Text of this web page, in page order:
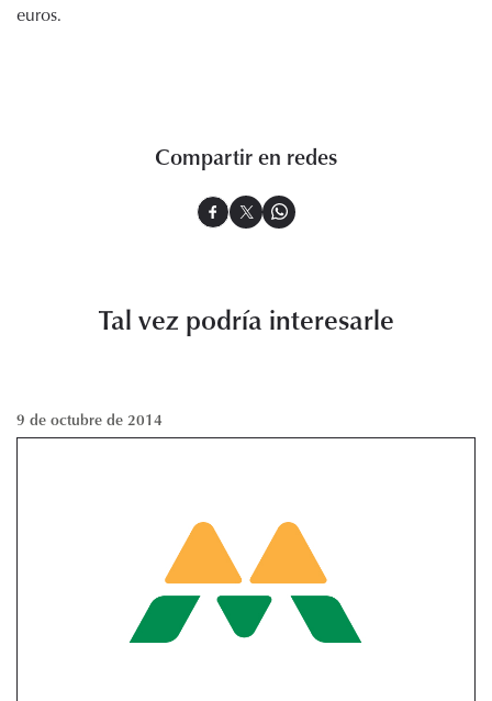
euros.
Compartir en redes
Tal vez podría interesarle
9 de octubre de 2014